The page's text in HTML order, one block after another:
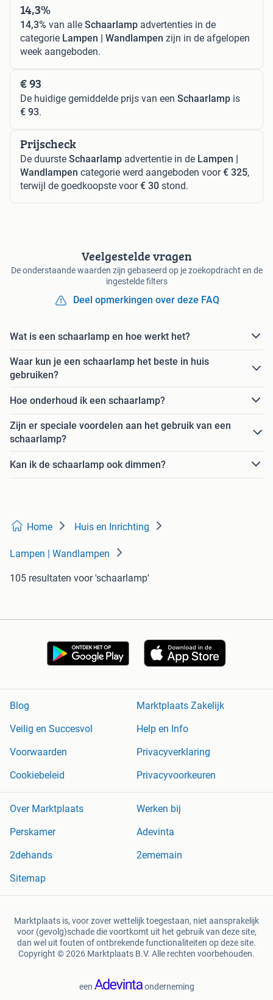
14,3%
14,3% van alle Schaarlamp advertenties in de
categorie Lampen | Wandlampen zijn in de afgelopen
week aangeboden.
€ 93
De huidige gemiddelde prijs van een Schaarlamp is
€ 93.
Prijscheck
De duurste Schaarlamp advertentie in de Lampen |
Wandlampen categorie werd aangeboden voor€ 325,
terwijl de goedkoopste voor€ 30 stond.
Veelgestelde vragen
De onderstaande waarden zijn gebaseerd op je zoekopdracht en de
ingestelde filters
Deel opmerkingen over deze FAQ
Wat is een schaarlamp en hoe werkt het?
Waar kun je een schaarlamp het beste in huis
gebruiken?
Hoe onderhoud ik een schaarlamp?
Zijn er speciale voordelen aan het gebruik van een
schaarlamp?
Kan ik de schaarlamp ook dimmen?
Home Huis en Inrichting
Lampen | Wandlampen
105 resultaten voor 'schaarlamp'
Blog
Marktplaats Zakelijk
Veilig en Succesvol
Help en Info
Voorwaarden
Privacyverklaring
Cookiebeleid
Privacyvoorkeuren
Over Marktplaats
Werken bij
Perskamer
Adevinta
2dehands
2ememain
Sitemap
Marktplaats is, voor zover wettelijk toegestaan, niet aansprakelijk
voor (gevolg)schade die voortkomt uit het gebruik van deze site,
dan wel uit fouten of ontbrekende functionaliteiten op deze site.
Copyright © 2026 Marktplaats B.V. Alle rechten voorbehouden.
een onderneming